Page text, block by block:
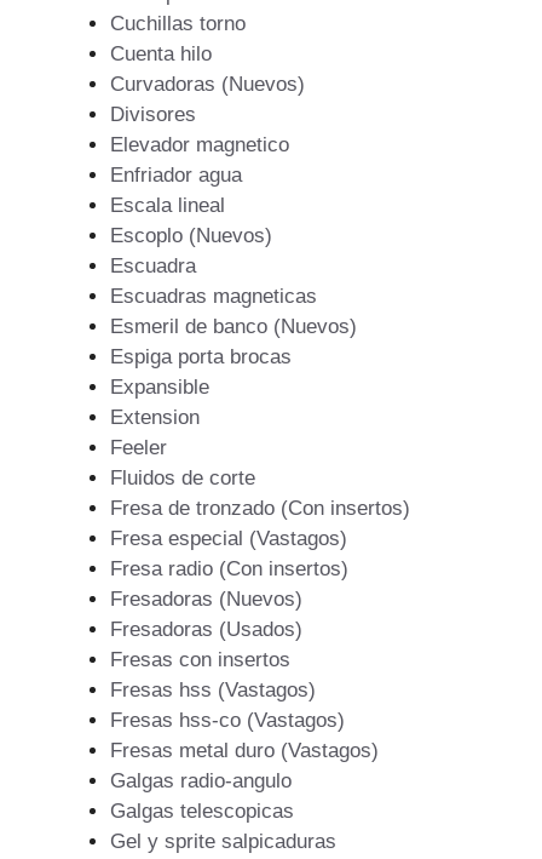
Cuchillas torno
Cuenta hilo
Curvadoras (Nuevos)
Divisores
Elevador magnetico
Enfriador agua
Escala lineal
Escoplo (Nuevos)
Escuadra
Escuadras magneticas
Esmeril de banco (Nuevos)
Espiga porta brocas
Expansible
Extension
Feeler
Fluidos de corte
Fresa de tronzado (Con insertos)
Fresa especial (Vastagos)
Fresa radio (Con insertos)
Fresadoras (Nuevos)
Fresadoras (Usados)
Fresas con insertos
Fresas hss (Vastagos)
Fresas hss-co (Vastagos)
Fresas metal duro (Vastagos)
Galgas radio-angulo
Galgas telescopicas
Gel y sprite salpicaduras